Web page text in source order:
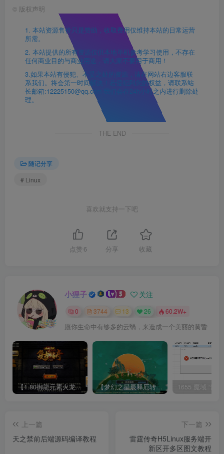
© 版权声明
1. 本站资源售价只是赞助，收取费用仅维持本站的日常运营
所需。
2. 本站提供的所有资源仅供本地单机参考学习使用，不存在
任何商业目的与商业用途，请大家不要用于商用！
3.如果本站有侵犯、不妥之处的资源，请在网站右边客服联
系我们。将会第一时间解决！若侵犯到您的权益，请联系站
长邮箱:12225150@qq.com 我们会在24h小时之内进行删除处
理。
THE END
随记分享
# Linux
喜欢就支持一下吧
点赞 6 分享 收藏
小狸子 关注
0 3744 13 26 60.2W+
愿你生命中有够多的云翳，来造成一个美丽的黄昏
【1.80御龍元素火龙[摸摸登陆器]】战神引擎WIN服务端+GM工具+充值后台+双端+架设教程 【梦幻之星辰释厄转尊享挂机版】MT3换皮梦幻西游Linux服务端+GM后台+双端+源码+架设教程
上一篇
天之禁前后端源码编译教程
下一篇
雷霆传奇H5Linux服务端开
新区开多区图文教程